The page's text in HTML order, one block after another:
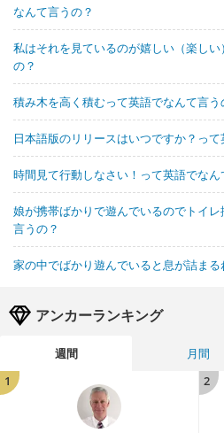
なんて言うの？
私はそれを見ているのが嬉しい（楽し
の？
積み木を高く積むって英語でなんて言う
日本語版のリリースはいつですか？っ
時間見て行動しなさい！って英語でなん
娘が携帯ばかりで遊んでいるのでトイ
言うの？
家の中でばかり遊んでいると息が詰ま
アンカーランキング
週間 月間
1
2